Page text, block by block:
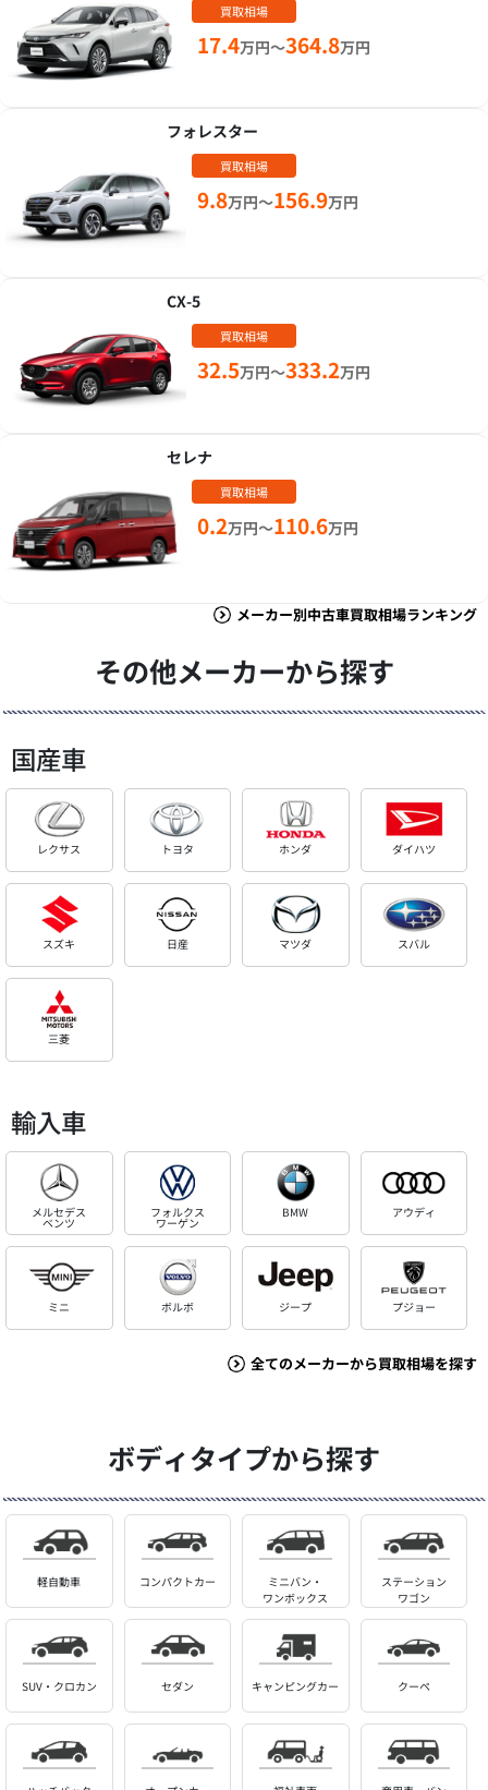
買取相場
17.4万円～364.8万円
フォレスター
買取相場
9.8万円～156.9万円
CX-5
買取相場
32.5万円～333.2万円
セレナ
買取相場
0.2万円～110.6万円
メーカー別中古車買取相場ランキング
その他メーカーから探す
国産車
レクサス トヨタ ホンダ ダイハツ
スズキ 日産 マツダ スバル
三菱
輸入車
メルセデス
ベンツ
フォルクス
ワーゲン
BMW アウディ
ミニ ボルボ ジープ プジョー
全てのメーカーから買取相場を探す
ボディタイプから探す
軽自動車 コンパクトカー
ミニバン・
ワンボックス
ステーション
ワゴン
SUV・クロカン セダン キャンピングカー クーペ